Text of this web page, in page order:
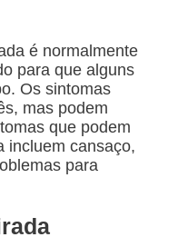
é normalmente
para que alguns
Os sintomas
mas podem
que podem
incluem cansaço,
para